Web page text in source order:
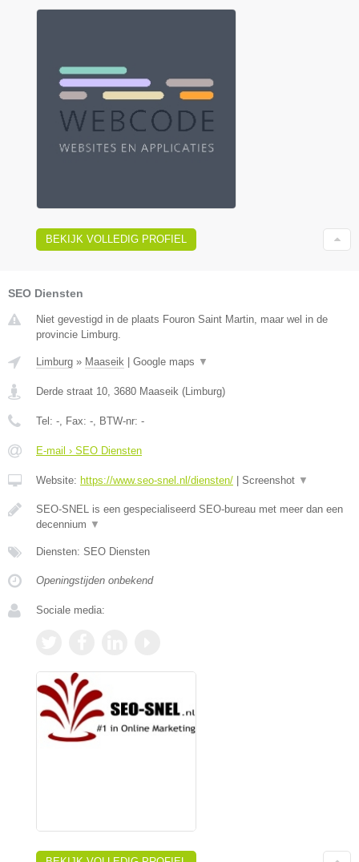
BEKIJK VOLLEDIG PROFIEL
SEO Diensten
Niet gevestigd in de plaats Fouron Saint Martin, maar wel in de
provincie Limburg.
Limburg » Maaseik | Google maps ▼
Derde straat 10 3680 Maaseik (Limburg)
Tel: - , Fax: - , BTW-nr: -
E-mail › SEO Diensten
Website: https://www.seo-snel.nl/diensten/ | Screenshot ▼
SEO-SNEL is een gespecialiseerd SEO-bureau met meer dan een
decennium ▼
Diensten: SEO Diensten
Openingstijden onbekend
Sociale media: